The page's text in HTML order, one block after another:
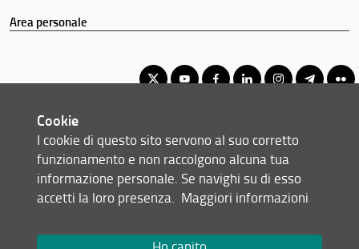
Area personale
© Copyright 2012-2026 Università degli Studi di Firenze UNIFI
P.IVA/Cod.Fis 01279680480
Viale Morgagni, 40/44 - 50134 Firenze (FI)
Email:
Cookie
I cookie di questo sito servono al suo corretto
funzionamento e non raccolgono alcuna tua
informazione personale. Se navighi su di esso
accetti la loro presenza. Maggiori informazioni